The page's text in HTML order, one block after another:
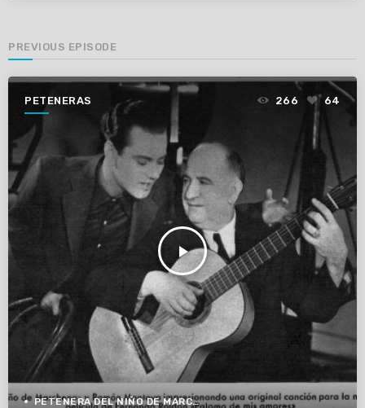
PREVIOUS EPISODE
PETENERAS
play_arrow
266 64
PETENERA DEL NIÑO DE MARCHENA